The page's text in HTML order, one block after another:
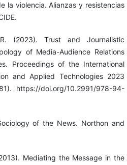
la violencia. Alianzas y resistencias
(2023). Trust and Journalistic
of Media-Audience Relations
Proceedings of the International
and Applied Technologies 2023
https://doi.org/10.2991/978-94-
of the News. Northon and
Mediating the Message in the